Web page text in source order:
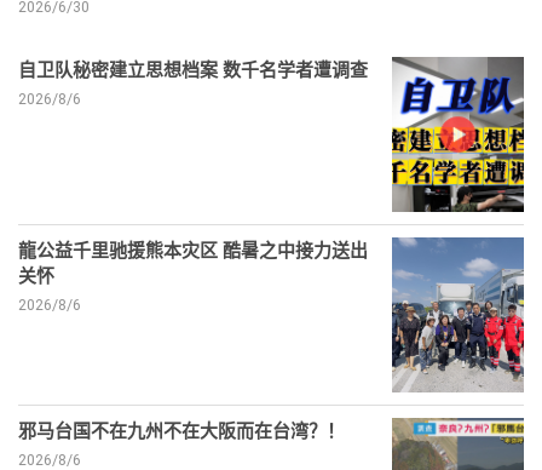
2026/6/30
自卫队秘密建立思想档案 数千名学者遭调查
2026/8/6
龍公益千里驰援熊本灾区 酷暑之中接力送出
关怀
2026/8/6
邪马台国不在九州不在大阪而在台湾？！
2026/8/6